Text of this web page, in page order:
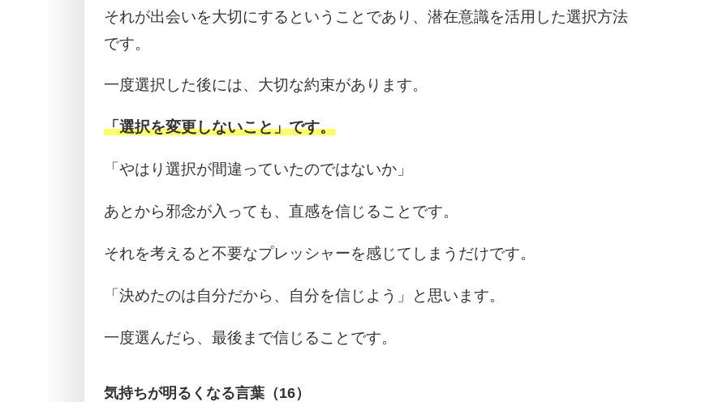
それが出会いを大切にするということであり、潜在意識を活用した選択方法
です。
一度選択した後には、大切な約束があります。
「選択を変更しないこと」です。
「やはり選択が間違っていたのではないか」
あとから邪念が入っても、直感を信じることです。
それを考えると不要なプレッシャーを感じてしまうだけです。
「決めたのは自分だから、自分を信じよう」と思います。
一度選んだら、最後まで信じることです。
気持ちが明るくなる言葉（16）